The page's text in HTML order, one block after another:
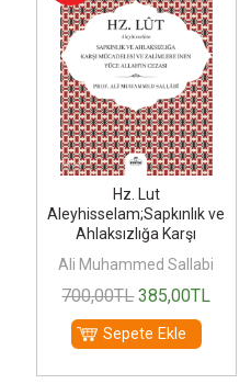
Hz. Lut
Aleyhisselam;Sapkınlık ve
Ahlaksızlığa Karşı
Ali Muhammed Sallabi
700,00TL 385,00TL
Sepete Ekle